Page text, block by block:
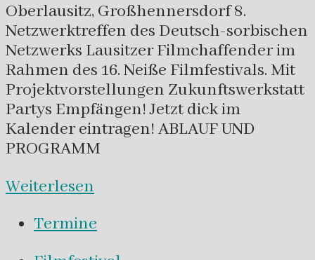
Oberlausitz, Großhennersdorf 8.
Netzwerktreffen des Deutsch-sorbischen
Netzwerks Lausitzer Filmchaffender im
Rahmen des 16. Neiße Filmfestivals. Mit
Projektvorstellungen Zukunftswerkstatt
Partys Empfängen! Jetzt dick im
Kalender eintragen! ABLAUF UND
PROGRAMM
Weiterlesen
Termine